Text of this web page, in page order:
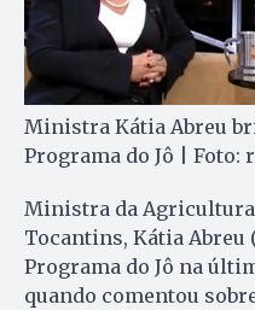
Ministra Kátia Abreu
Programa do Jô | Foto:
Ministra da Agricultura
Tocantins, Kátia Abreu
Programa do Jô na
quando comentou